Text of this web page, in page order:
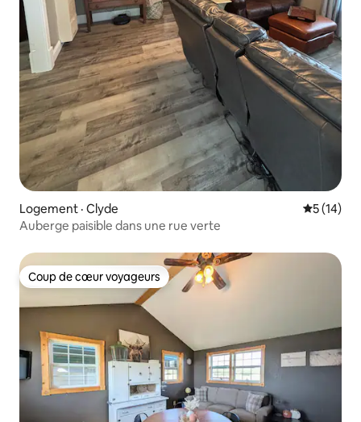
Logement · Clyde Note
5 (14)
Auberge paisible dans une rue verte
Coup de cœur voyageurs
Coup de cœur voyageurs